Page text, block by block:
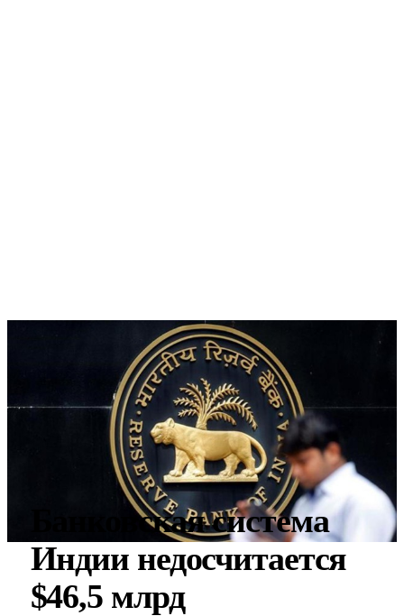
Банковская система
Индии недосчитается
$46,5 млрд